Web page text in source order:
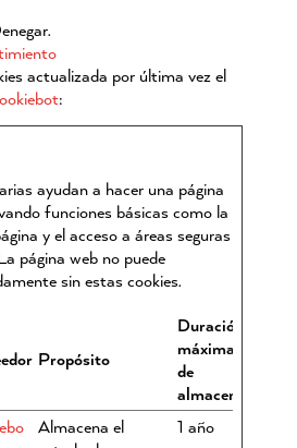
actualizada por última vez el
:
ayudan a hacer una página
funciones básicas como la
y el acceso a áreas seguras
página web no puede
sin estas cookies.
Propósito
Duración
máxima
de
almacenamiento
Almacena el
1 año